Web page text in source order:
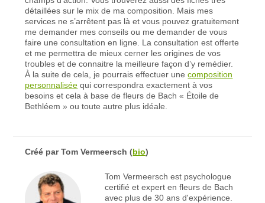
détaillées sur le mix de ma composition. Mais mes
services ne s’arrêtent pas là et vous pouvez gratuitement
me demander mes conseils ou me demander de vous
faire une consultation en ligne. La consultation est offerte
et me permettra de mieux cerner les origines de vos
troubles et de connaitre la meilleure façon d’y remédier.
À la suite de cela, je pourrais effectuer unecomposition
personnalisée qui correspondra exactement à vos
besoins et cela à base de fleurs de Bach « Étoile de
Bethléem » ou toute autre plus idéale.
Créé parTom Vermeersch (bio)
Tom Vermeersch est psychologue
certifié et expert en fleurs de Bach
avec plus de 30 ans d'expérience.